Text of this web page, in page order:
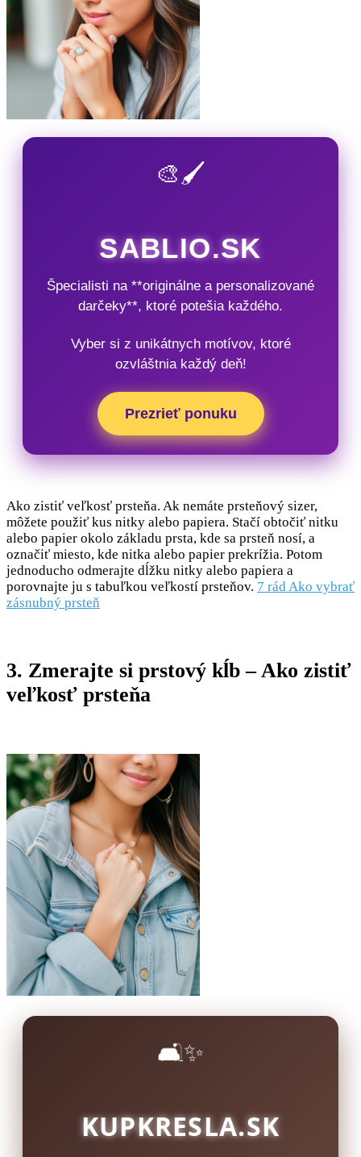
🎨🖌️
SABLIO.SK
Špecialisti na **originálne a personalizované
darčeky**, ktoré potešia každého.
Vyber si z unikátnych motívov, ktoré
ozvláštnia každý deň!
Prezrieť ponuku
Ako zistiť veľkosť prsteňa. Ak nemáte prsteňový sizer,
môžete použiť kus nitky alebo papiera. Stačí obtočiť nitku
alebo papier okolo základu prsta, kde sa prsteň nosí, a
označiť miesto, kde nitka alebo papier prekrížia. Potom
jednoducho odmerajte dĺžku nitky alebo papiera a
porovnajte ju s tabuľkou veľkostí prsteňov. 7 rád Ako vybrať
zásnubný prsteň
3. Zmerajte si prstový kĺb – Ako zistiť
veľkosť prsteňa
🛋️✨
KUPKRESLA.SK